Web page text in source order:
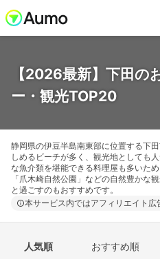
【2026最新】下田の
ー・観光TOP20
静岡県の伊豆半島南東部に位置する下
しめるビーチが多く、観光地としても
な魚介類を堪能できる料理屋も多いた
「爪木崎自然公園」などの自然豊かな
と過ごすのもおすすめです。
本サービス内ではアフィリエイト広
人気順 おすすめ順